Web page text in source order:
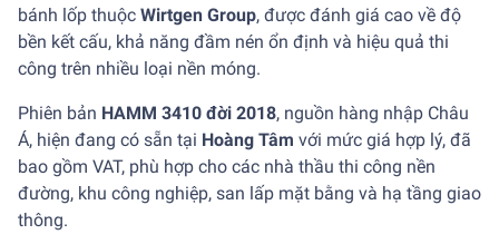
bánh lốp thuộc Wirtgen Group, được đánh giá cao về độ
bền kết cấu, khả năng đầm nén ổn định và hiệu quả thi
công trên nhiều loại nền móng.
Phiên bản HAMM 3410 đời 2018, nguồn hàng nhập Châu
Á, hiện đang có sẵn tại Hoàng Tâm với mức giá hợp lý, đã
bao gồm VAT, phù hợp cho các nhà thầu thi công nền
đường, khu công nghiệp, san lấp mặt bằng và hạ tầng giao
thông.